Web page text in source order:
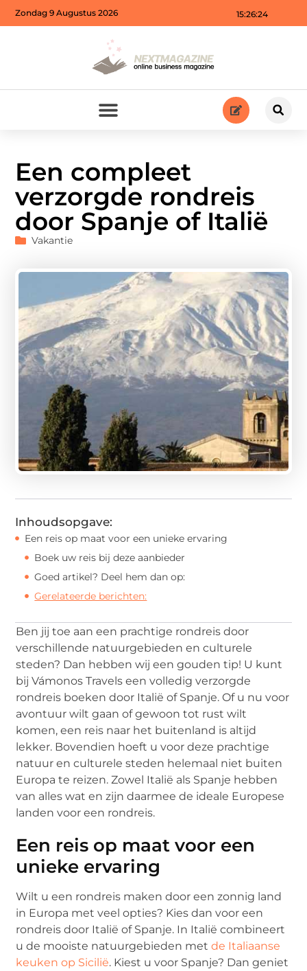
15:26:26
Zondag 9 Augustus 2026
Een compleet
verzorgde rondreis
door Spanje of Italië
Vakantie
Inhoudsopgave:
Een reis op maat voor een unieke ervaring
Boek uw reis bij deze aanbieder
Goed artikel? Deel hem dan op:
Gerelateerde berichten:
Ben jij toe aan een prachtige rondreis door
verschillende natuurgebieden en culturele
steden? Dan hebben wij een gouden tip! U kunt
bij Vámonos Travels een volledig verzorgde
rondreis boeken door Italië of Spanje. Of u nu voor
avontuur wilt gaan of gewoon tot rust wilt
komen, een reis naar het buitenland is altijd
lekker. Bovendien hoeft u voor deze prachtige
natuur en culturele steden helemaal niet buiten
Europa te reizen. Zowel Italië als Spanje hebben
van alles wat en zijn daarmee de ideale Europese
landen voor een rondreis.
Een reis op maat voor een
unieke ervaring
Wilt u een rondreis maken door een zonnig land
in Europa met veel opties? Kies dan voor een
rondreis door Italië of Spanje. In Italië combineert
u de mooiste natuurgebieden metde Italiaanse
keuken op Sicilië. Kiest u voor Spanje? Dan geniet